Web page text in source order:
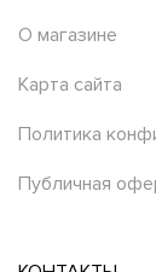
О магазине
Карта сайта
Политика
Публичная